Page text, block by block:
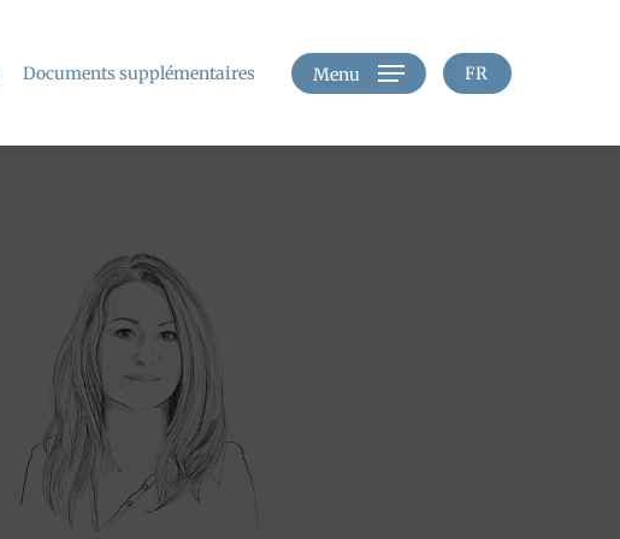
Documents supplémentaires Menu FR